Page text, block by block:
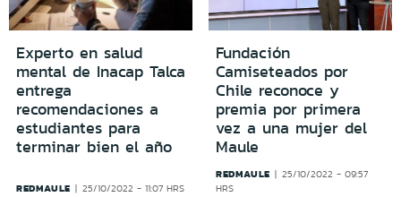
Experto en salud
mental de Inacap Talca
entrega
recomendaciones a
estudiantes para
terminar bien el año
REDMAULE 25/10/2022 - 11:07 HRS
Fundación
Camiseteados por
Chile reconoce y
premia por primera
vez a una mujer del
Maule
REDMAULE
25/10/2022 - 09:57
HRS